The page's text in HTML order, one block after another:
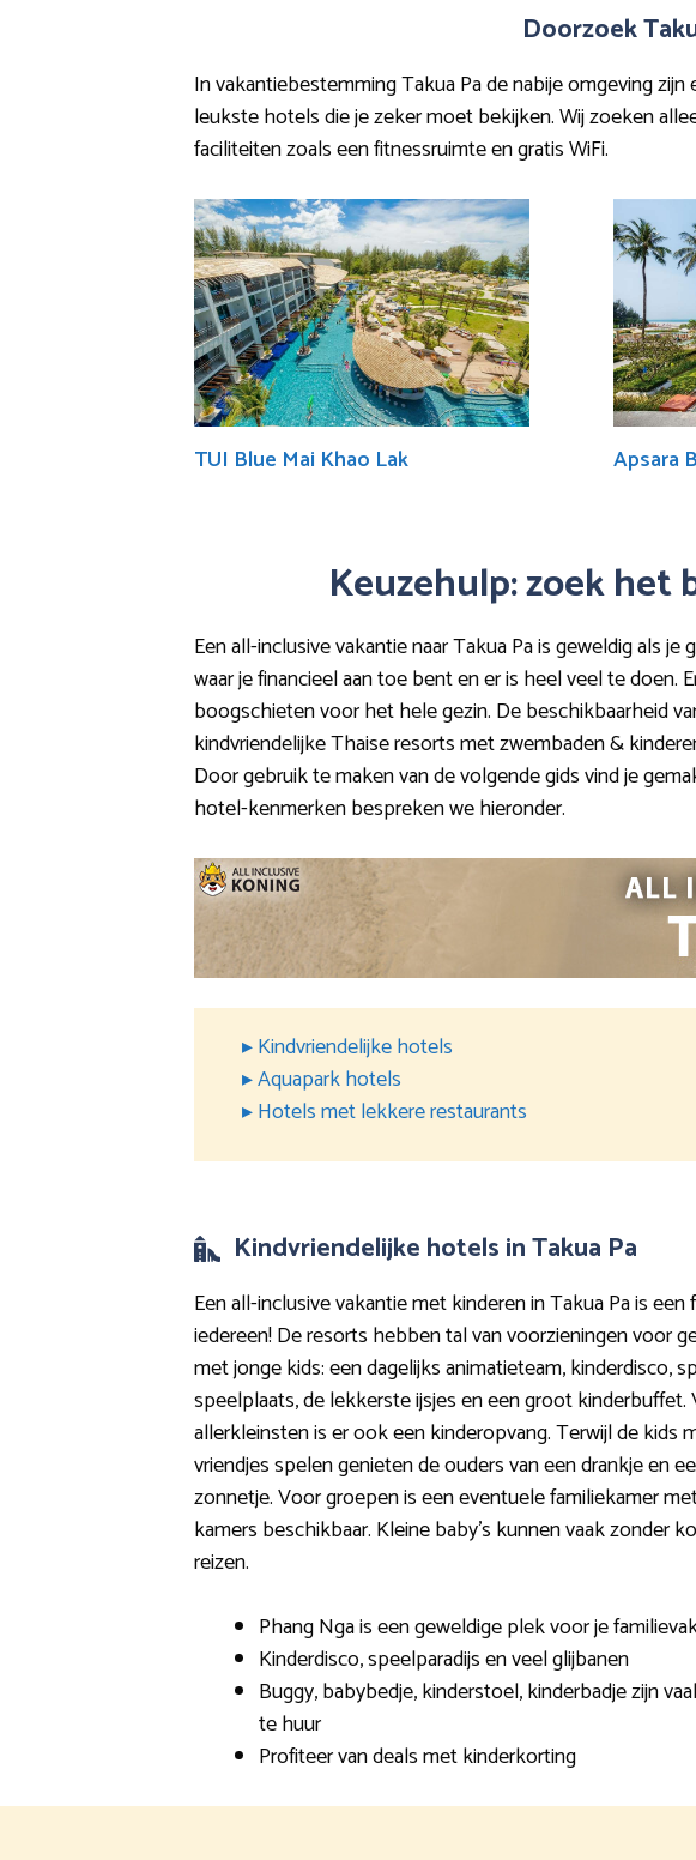
Doorzoek
In vakantiebestemming Takua Pa de nabije omgeving
leukste hotels die je zeker moet bekijken. Wij zoeken
faciliteiten zoals een fitnessruimte en gratis WiFi.
TUI Blue Mai Khao Lak Apsara
Keuzehulp: zoek het
Een all-inclusive vakantie naar Takua Pa is geweldig als
waar je financieel aan toe bent en er is heel veel te
boogschieten voor het hele gezin. De beschikbaarheid
kindvriendelijke Thaise resorts met zwembaden &
Door gebruik te maken van de volgende gids vind je
hotel-kenmerken bespreken we hieronder.
▸ Kindvriendelijke hotels
▸ Aquapark hotels
▸ Hotels met lekkere restaurants
Kindvriendelijke hotels in Takua Pa
Een all-inclusive vakantie met kinderen in Takua Pa is
iedereen! De resorts hebben tal van voorzieningen voor
met jonge kids: een dagelijks animatieteam, kinderdisco,
speelplaats, de lekkerste ijsjes en een groot kinderbuffet.
allerkleinsten is er ook een kinderopvang. Terwijl de kids
vriendjes spelen genieten de ouders van een drankje en
zonnetje. Voor groepen is een eventuele familiekamer
kamers beschikbaar. Kleine baby’s kunnen vaak zonder
reizen.
Phang Nga is een geweldige plek voor je
Kinderdisco, speelparadijs en veel glijbanen
Buggy, babybedje, kinderstoel, kinderbadje zijn
te huur
Profiteer van deals met kinderkorting